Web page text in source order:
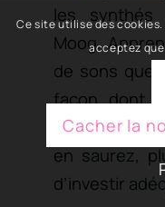
les
Moog.
de sons que
façon dont
avec
en saurez,
d’investir
Ce site utilise des
acceptez
Cacher la